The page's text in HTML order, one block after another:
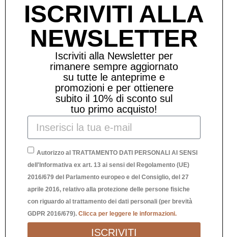
Prodotti Correlati
ISCRIVITI ALLA
NEWSLETTER
Iscriviti alla Newsletter per
rimanere sempre aggiornato
su tutte le anteprime e
promozioni e per ottienere
subito il 10% di sconto sul
tuo primo acquisto!
Autorizzo al TRATTAMENTO DATI PERSONALI AI SENSI
dell'Informativa ex art. 13 ai sensi del Regolamento (UE)
2016/679 del Parlamento europeo e del Consiglio, del 27
aprile 2016, relativo alla protezione delle persone fisiche
con riguardo al trattamento dei dati personali (per brevità
GDPR 2016/679). Clicca per leggere le informazioni.
ISCRIVITI